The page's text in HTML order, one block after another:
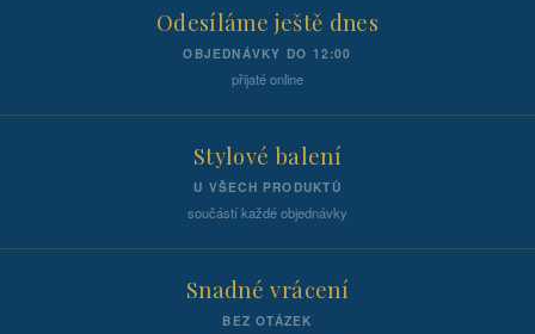
Odesíláme ještě dnes
OBJEDNÁVKY DO 12:00
přijaté online
Stylové balení
U VŠECH PRODUKTŮ
součástí každé objednávky
Snadné vrácení
BEZ OTÁZEK